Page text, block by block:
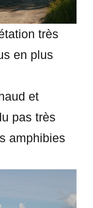
très
en plus
et
pas très
amphibies